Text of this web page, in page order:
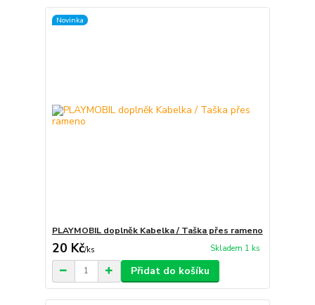
Novinka
PLAYMOBIL doplněk Kabelka / Taška přes rameno
20 Kč/ks Skladem 1 ks
Přidat do košíku